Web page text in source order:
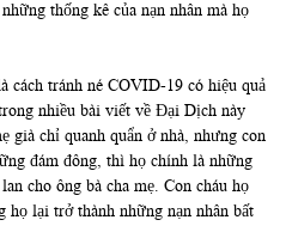
thống kê của nạn nhân mà họ
cách tránh né COVID-19 có hiệu quả
nhiều bài viết về Đại Dịch này
già chỉ quanh quẩn ở nhà, nhưng con
đám đông, thì họ chính là những
cho ông bà cha mẹ. Con cháu họ
họ lại trở thành những nạn nhân bất